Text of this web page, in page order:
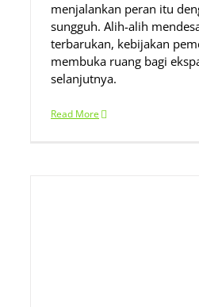
menjalankan peran itu
sungguh. Alih-alih
terbarukan, kebijakan
membuka ruang bagi
selanjutnya.
Read More